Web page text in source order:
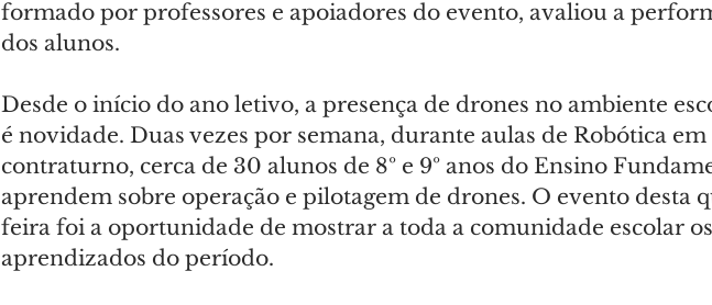
formado por professores e apoiadores do evento, avaliou a
dos alunos.
Desde o início do ano letivo, a presença de drones no ambiente
é novidade. Duas vezes por semana, durante aulas de Robótica em
contraturno, cerca de 30 alunos de 8º e 9º anos do Ensino
aprendem sobre operação e pilotagem de drones. O evento desta
feira foi a oportunidade de mostrar a toda a comunidade escolar os
aprendizados do período.